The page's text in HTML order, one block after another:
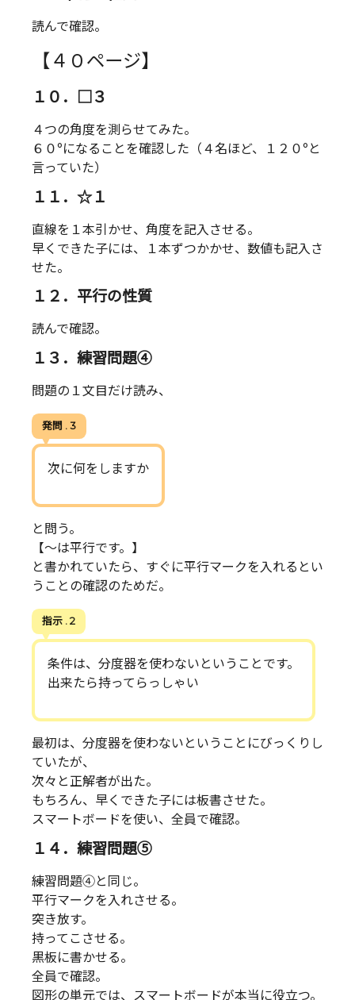
読んで確認。
【４０ページ】
１０．□３
４つの角度を測らせてみた。
６０°になることを確認した（４名ほど、１２０°と
言っていた）
１１．☆１
直線を１本引かせ、角度を記入させる。
早くできた子には、１本ずつかかせ、数値も記入さ
せた。
１２．平行の性質
読んで確認。
１３．練習問題④
問題の１文目だけ読み、
発問 . 3
次に何をしますか
と問う。
【～は平行です。】
と書かれていたら、すぐに平行マークを入れるとい
うことの確認のためだ。
指示 . 2
条件は、分度器を使わないということです。
出来たら持ってらっしゃい
最初は、分度器を使わないということにびっくりし
ていたが、
次々と正解者が出た。
もちろん、早くできた子には板書させた。
スマートボードを使い、全員で確認。
１４．練習問題⑤
練習問題④と同じ。
平行マークを入れさせる。
突き放す。
持ってこさせる。
黒板に書かせる。
全員で確認。
図形の単元では、スマートボードが本当に役立つ。